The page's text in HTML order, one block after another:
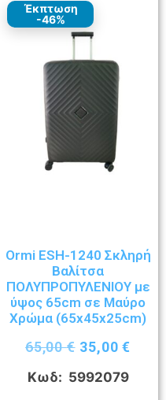
Έκπτωση
-46%
Ormi ESH-1240 Σκληρή
Βαλίτσα
ΠΟΛΥΠΡΟΠΥΛΕΝΙΟΥ με
ύψος 65cm σε Μαύρο
Χρώμα (65x45x25cm)
65,00€ 35,00€
Κωδ: 5992079